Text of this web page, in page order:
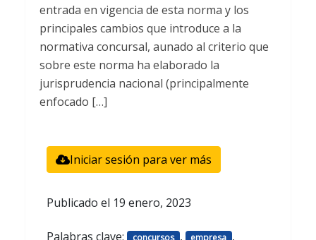
entrada en vigencia de esta norma y los
principales cambios que introduce a la
normativa concursal, aunado al criterio que
sobre este norma ha elaborado la
jurisprudencia nacional (principalmente
enfocado […]
Iniciar sesión para ver más
Publicado el 19 enero, 2023
Palabras clave: concursos , empresa ,